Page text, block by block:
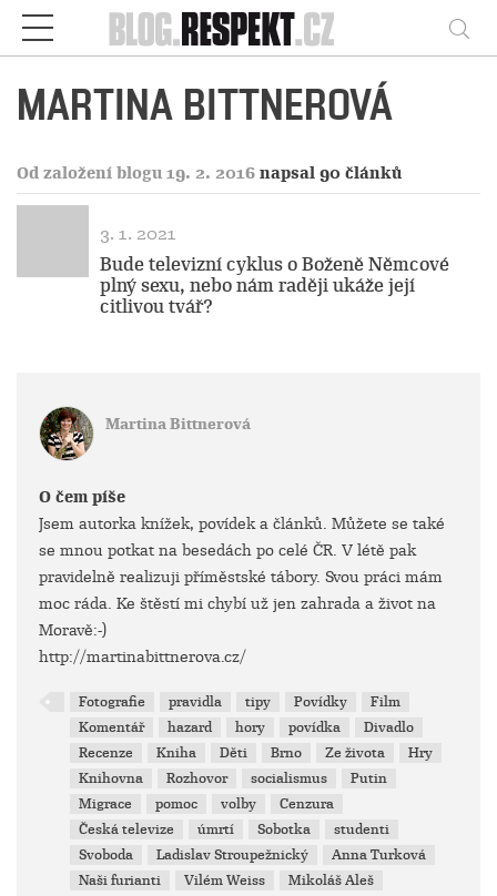
Respekt
MARTINA BITTNEROVÁ
Od založení blogu 19. 2. 2016 napsal 90 článků
3. 1. 2021
Bude televizní cyklus o Boženě Němcové
plný sexu, nebo nám raději ukáže její
citlivou tvář?
Martina Bittnerová
O čem píše
Jsem autorka knížek, povídek a článků. Můžete se také
se mnou potkat na besedách po celé ČR. V létě pak
pravidelně realizuji příměstské tábory. Svou práci mám
moc ráda. Ke štěstí mi chybí už jen zahrada a život na
Moravě:-)
http://martinabittnerova.cz/
Fotografie pravidla tipy Povídky
Film
Komentář
hazard hory povídka
Divadlo
Recenze
Kniha Děti Brno Ze života
Hry
Knihovna
Rozhovor socialismus
Putin
Migrace
pomoc volby
Cenzura
Česká televize
úmrtí Sobotka
studenti
Svoboda
Ladislav Stroupežnický
Anna Turková
Naši furianti
Vilém Weiss
Mikoláš Aleš